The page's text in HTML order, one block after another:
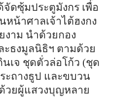
ดซุ้มประตูมังกร เพื่อ
น้าศาลเจ้าไต้ฮงกง
าม นำด้วยกอง
ะธงมูลนิธิฯ ตามด้วย
เจ ชุดตั่วล่อโก้ว (ชุด
ะถางธูป และขบวน
วยผู้แสวงบุญหลาย